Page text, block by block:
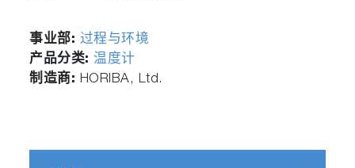
事业部: 过程与环境
产品分类:温度计
制造商: HORIBA, Ltd.